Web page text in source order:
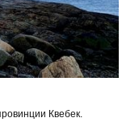
Квебек.